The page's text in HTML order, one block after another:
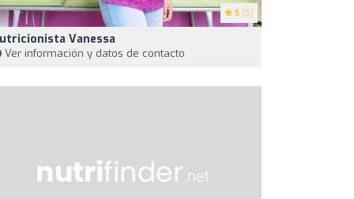
5 (5)
Vanessa
Ver información y datos de contacto